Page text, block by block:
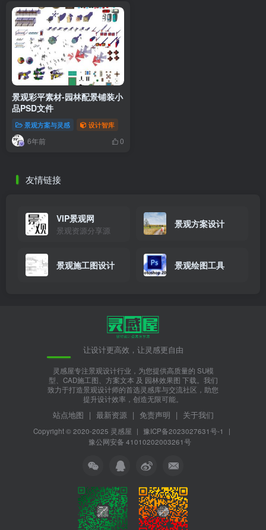
景观彩平素材-园林配景铺装小
品PSD文件
景观方案与灵感 设计智库
6年前 0
友情链接
VIP景观网
景观资源分享源
景观方案设计
景观施工图设计 景观绘图工具
让设计更高效，让灵感更自由
灵感屋专注景观设计行业，为您提供高质量的 SU模
型、CAD施工图、方案文本 及 园林效果图 下载。我们
致力于打造景观设计师的首选灵感库与交流社区，助您
提升设计效率，创造无限可能。
站点地图 | 最新资源 | 免责声明 | 关于我们
Copyright © 2020-2025 灵感屋 | 豫ICP备2023027631号-1
|
豫公网安备 41010202003261号